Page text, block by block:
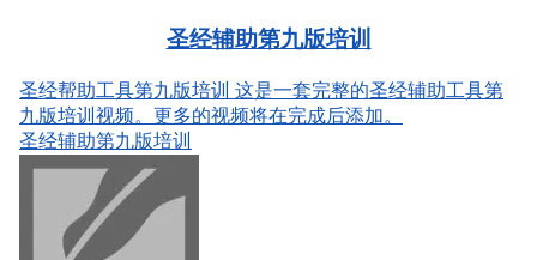
圣经辅助第九版培训
圣经帮助工具第九版培训 这是一套完整的圣经辅助工具第
九版培训视频。更多的视频将在完成后添加。
圣经辅助第九版培训